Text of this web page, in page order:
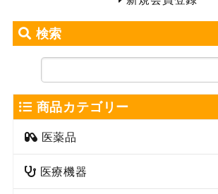
検索
商品カテゴリー
医薬品
医療機器